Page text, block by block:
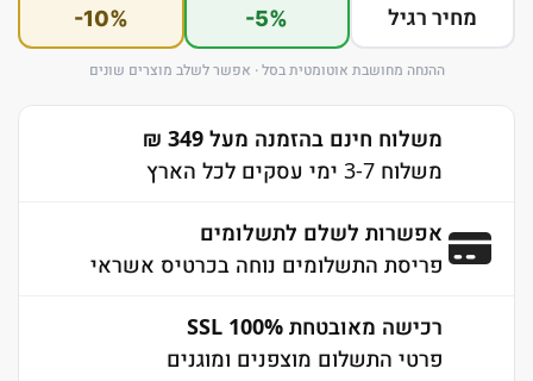
מחיר רגיל -5%
-10%
ההנחה מחושבת אוטומטית בסל · אפשר לשלב מוצרים שונים
משלוח חינם בהזמנה מעל 349 ₪
משלוח 3-7 ימי עסקים לכל הארץ
אפשרות לשלם לתשלומים
פריסת התשלומים נוחה בכרטיס אשראי
רכישה מאובטחת 100% SSL
פרטי התשלום מוצפנים ומוגנים